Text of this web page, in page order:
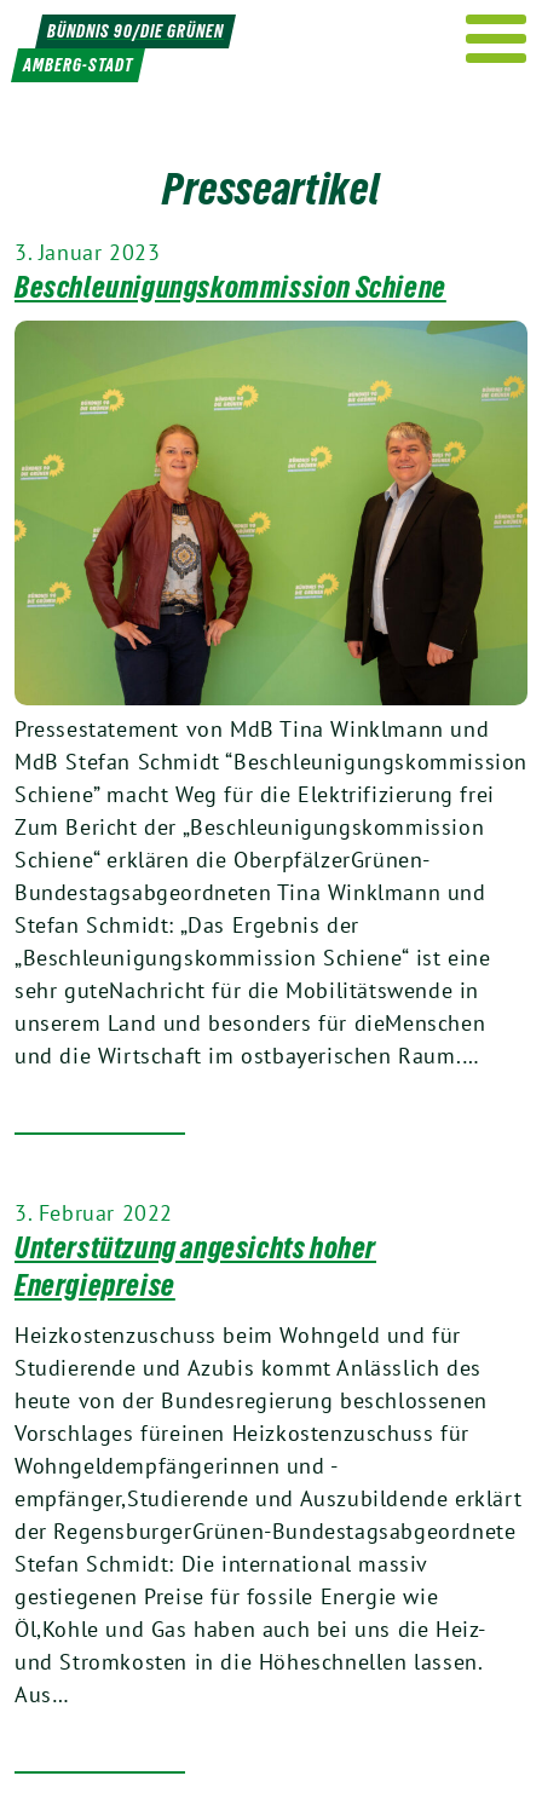
Weiter
zum
Inhalt
BÜNDNIS 90/DIE GRÜNEN
AMBERG-STADT
Presseartikel
3. Januar 2023
Beschleunigungskommission Schiene
Pressestatement von MdB Tina Winklmann und
MdB Stefan Schmidt “Beschleunigungskommission
Schiene” macht Weg für die Elektrifizierung frei
Zum Bericht der „Beschleunigungskommission
Schiene“ erklären die OberpfälzerGrünen-
Bundestagsabgeordneten Tina Winklmann und
Stefan Schmidt: „Das Ergebnis der
„Beschleunigungskommission Schiene“ ist eine
sehr guteNachricht für die Mobilitätswende in
unserem Land und besonders für dieMenschen
und die Wirtschaft im ostbayerischen Raum.…
3. Februar 2022
Unterstützung angesichts hoher
Energiepreise
Heizkostenzuschuss beim Wohngeld und für
Studierende und Azubis kommt Anlässlich des
heute von der Bundesregierung beschlossenen
Vorschlages füreinen Heizkostenzuschuss für
Wohngeldempfängerinnen und -
empfänger,Studierende und Auszubildende erklärt
der RegensburgerGrünen-Bundestagsabgeordnete
Stefan Schmidt: Die international massiv
gestiegenen Preise für fossile Energie wie
Öl,Kohle und Gas haben auch bei uns die Heiz-
und Stromkosten in die Höheschnellen lassen.
Aus…